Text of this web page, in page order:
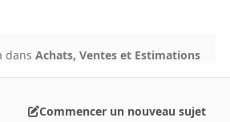
dansAchats, Ventes et Estimations
Commencer un nouveau sujet